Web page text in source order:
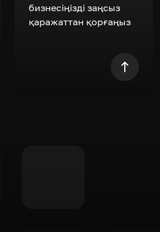
бизнесіңізді заңсыз
қаражаттан қорғаңыз